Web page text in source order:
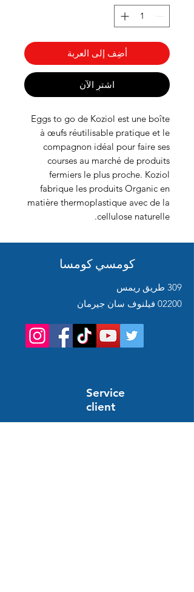
أضِف إلى العربة
اشترِ الآن
Eggs to go de Koziol est une boîte
à œufs réutilisable pratique et le
compagnon idéal pour faire ses
courses au marché de produits
fermiers le plus proche. Koziol
fabrique les produits Organic en
matière thermoplastique avec de la
cellulose naturelle.
كومسي كومسا
309 طريق ريمس
02200 فيلنوف سان جيرمان
Service
client